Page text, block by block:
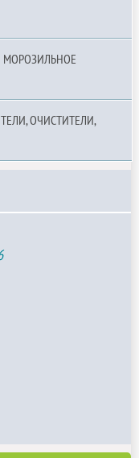
МОРОЗИЛЬНОЕ
ОЧИСТИТЕЛИ,